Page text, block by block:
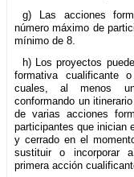
g) Las acciones
número máximo de
mínimo de 8.
h) Los proyectos
formativa cualificante
cuales, al menos
conformando un
de varias acciones
participantes que inician
y cerrado en el
sustituir o incorporar
primera acción